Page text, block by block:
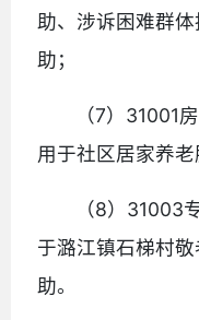
助、涉诉困难群
助；
（7）31001
用于社区居家养老
（8）31003
于潞江镇石梯村
助。